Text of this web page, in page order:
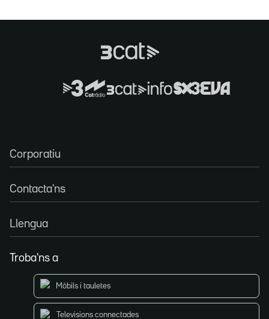
Corporatiu
Contacta'ns
Llengua
Troba'ns a
Mòbils i tauletes
Televisions connectades